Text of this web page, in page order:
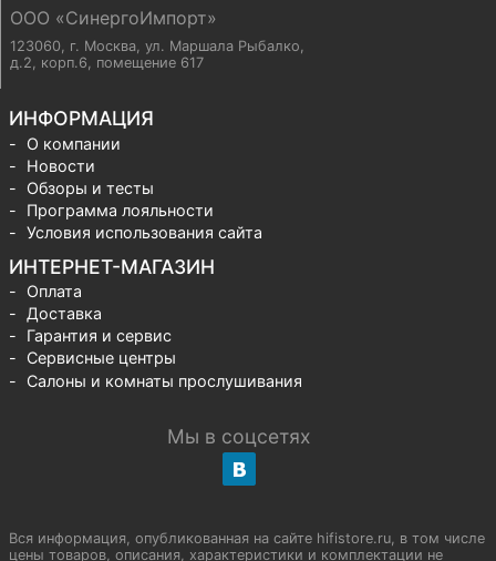
ООО «СинергоИмпорт»
123060, г. Москва, ул. Маршала Рыбалко,
д.2, корп.6, помещение 617
ИНФОРМАЦИЯ
О компании
Новости
Обзоры и тесты
Программа лояльности
Условия использования сайта
ИНТЕРНЕТ-МАГАЗИН
Оплата
Доставка
Гарантия и сервис
Сервисные центры
Салоны и комнаты прослушивания
Мы в соцсетях
Вся информация, опубликованная на сайте hifistore.ru, в том числе
цены товаров, описания, характеристики и комплектации не